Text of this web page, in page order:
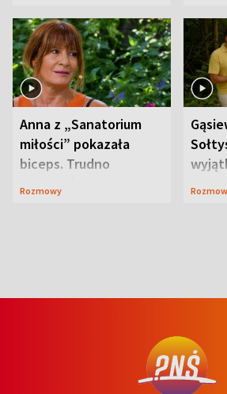
Anna z „Sanatorium
miłości” pokazała
biceps. Trudno
uwierzyć, co przeszła
Rozmowy